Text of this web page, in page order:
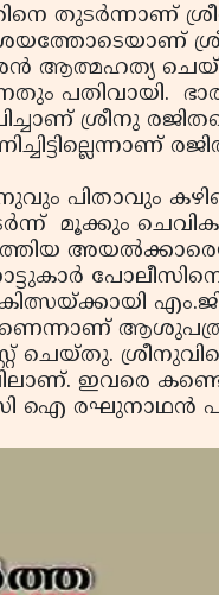
തുടര്‍ന്നാണ്
ആത്മഹത്യ
പതിവായി.
ശ്രീനു
പിതാവും
മൂക്കും
ചെയ്തു.
ഇവരെ
സി ഐ രഘുനാഥന്‍